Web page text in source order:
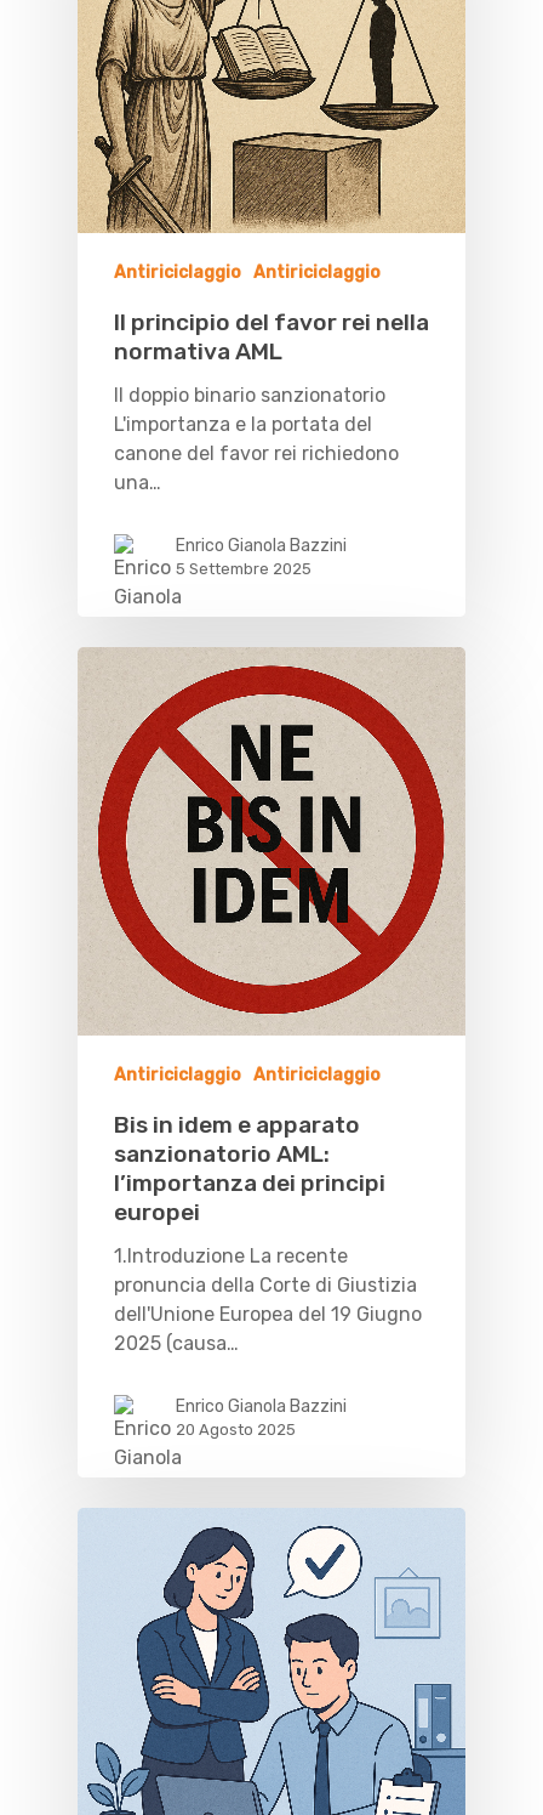
Antiriciclaggio Antiriciclaggio
Il principio del favor rei nella
normativa AML
Il doppio binario sanzionatorio
L'importanza e la portata del
canone del favor rei richiedono
una…
Enrico Gianola Bazzini
5 Settembre 2025
Antiriciclaggio Antiriciclaggio
Bis in idem e apparato
sanzionatorio AML:
l’importanza dei principi
europei
1.Introduzione La recente
pronuncia della Corte di Giustizia
dell'Unione Europea del 19 Giugno
2025 (causa…
Enrico Gianola Bazzini
20 Agosto 2025